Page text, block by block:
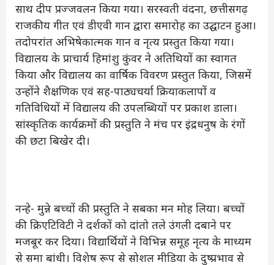
साथ दीप प्रज्जवलन किया गया। सरस्वती वंदना, छत्तीसगढ़
राजकीय गीत एवं डीएवी गान द्वारा समारोह का उद्घाटन हुआ।
तदोपरांत अभिषेकात्मक गान व नृत्य प्रस्तुत किया गया।
विद्यालय के प्राचार्य हिमांशु कुंवर ने अतिथियों का स्वागत
किया और विद्यालय का वार्षिक विवरण प्रस्तुत किया, जिसमें
उन्होंने शैक्षणिक एवं सह-पाठ्यचर्या क्रियाकलापों व
गतिविधियों में विद्यालय की उपलब्धियों पर प्रकाश डाला।
सांस्कृतिक कार्यक्रमों की प्रस्तुति ने मंच पर इंद्रधनुष के रंगों
की छटा बिखेर दी।
नन्हे- मुन्ने बच्चों की प्रस्तुति ने सबका मन मोह लिया। बच्चों
की क्रिएटिविटी ने दर्शकों को दांतो तले उंगली दबाने पर
मजबूर कर दिया। विद्यार्थियों ने विभिन्न समूह नृत्य के माध्यम
से समा बांधी। विशेष रूप से सोशल मीडिया के दुष्प्रभाव से